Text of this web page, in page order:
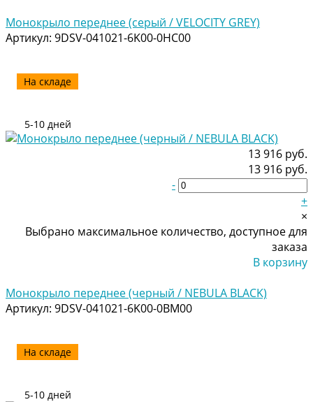
Монокрыло переднее (серый / VELOCITY GREY)
Артикул: 9DSV-041021-6K00-0HC00
На складе
5-10 дней
13 916 руб.
13 916 руб.
-
+
×
Выбрано максимальное количество, доступное для
заказа
В корзину
Монокрыло переднее (черный / NEBULA BLACK)
Артикул: 9DSV-041021-6K00-0BM00
На складе
5-10 дней